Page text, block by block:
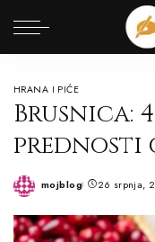
HRANA I PIĆE
Brusnica:
prednosti
Posted
mojblog 26 srpnja,